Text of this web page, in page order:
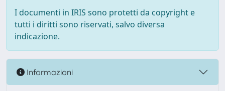
I documenti in IRIS sono protetti da copyright e
tutti i diritti sono riservati, salvo diversa
indicazione.
Informazioni